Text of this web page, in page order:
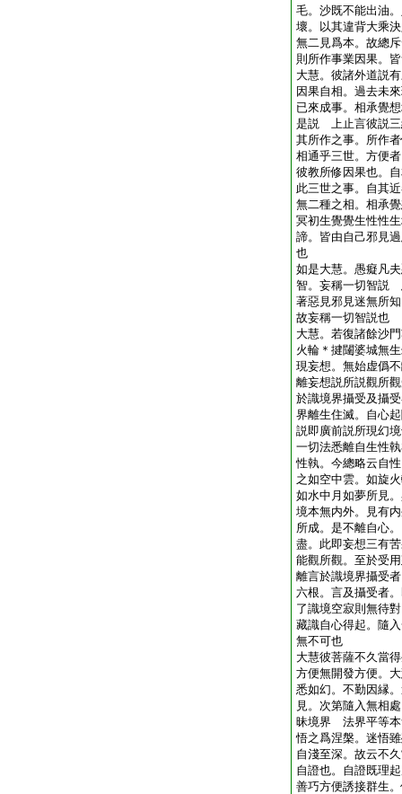
毛。沙既不能出油
壞。以其違背大乘
無二見爲本。故總
則所作事業因果。
大慧。彼諸外道説
因果自相。過去未
已來成事。相承覺
是説 上止言彼説三
其所作之事。所作
相通乎三世。方便
彼教所修因果也。
此三世之事。自其
無二種之相。相承
冥初生覺覺生性性
諦。皆由自己邪見
也
如是大慧。愚癡凡
智。妄稱一切智説
著惡見邪見迷無所
故妄稱一切智説也
大慧。若復諸餘沙
火輪＊揵闥婆城無
現妄想。無始虚僞
離妄想説所説觀所
於識境界攝受及攝
界離生住滅。自心
説即廣前説所現幻
一切法悉離自生性
性執。今總略云自
之如空中雲。如旋
如水中月如夢所見
境本無内外。見有
所成。是不離自心
盡。此即妄想三有
能觀所觀。至於受
離言於識境界攝受
六根。言及攝受者
了識境空寂則無待
藏識自心得起。隨
無不可也
大慧彼菩薩不久當
方便無開發方便。
悉如幻。不勤因縁
見。次第隨入無相
昧境界 法界平等本
悟之爲涅槃。迷悟
自淺至深。故云不
自證也。自證既理
善巧方便誘接群生